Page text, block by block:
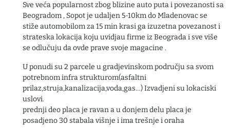
Sve veća popularnost zbog blizine auto puta i povezanosti sa
Beogradom , Sopot je udaljen 5-10km do Mladenovac se
stiže automobilom za 15 min krasi ga izuzetna povezanost i
strateska lokacija koju uvidjau firme iz Beograda i sve više
se odlučuju da ovde prave svoje magacine .
U ponudi su 2 parcele u gradjevinskom području sa svom
potrebnom infra strukturom(asfaltni
prilaz,struja,kanalizacija,voda,gas…) Izvadjeni su lokaciski
uslovi.
prednji deo placa je ravan a u donjem delu placa je
posadjeno 30 stabala višnje i ima trešnje i oraha